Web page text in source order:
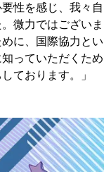
性を感じ、我々自
微力ではございま
に、国際協力とい
っていただくため
ております。」